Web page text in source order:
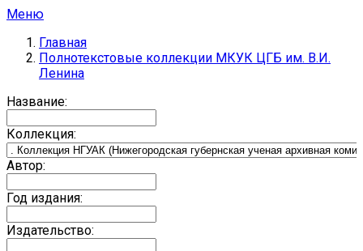
Меню
Главная
Полнотекстовые коллекции МКУК ЦГБ им. В.И.
Ленина
Название:
Коллекция:
Автор:
Год издания:
Издательство: